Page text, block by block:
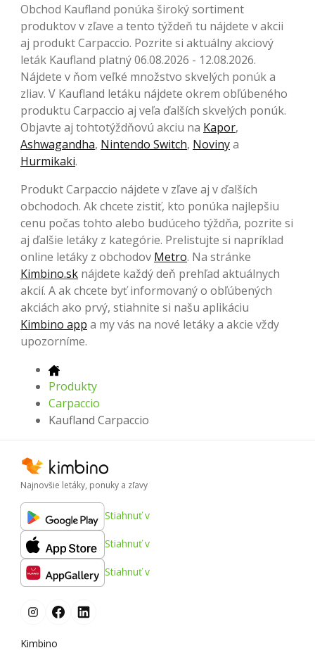
Obchod Kaufland ponúka široký sortiment
produktov v zľave a tento týždeň tu nájdete v akcii
aj produkt Carpaccio. Pozrite si aktuálny akciový
leták Kaufland platný 06.08.2026 - 12.08.2026.
Nájdete v ňom veľké množstvo skvelých ponúk a
zliav. V Kaufland letáku nájdete okrem obľúbeného
produktu Carpaccio aj veľa ďalších skvelých ponúk.
Objavte aj tohtotýždňovú akciu na Kapor,
Ashwagandha, Nintendo Switch, Novinya
Hurmikaki.
Produkt Carpaccio nájdete v zľave aj v ďalších
obchodoch. Ak chcete zistiť, kto ponúka najlepšiu
cenu počas tohto alebo budúceho týždňa, pozrite si
aj ďalšie letáky z kategórie. Prelistujte si napríklad
online letáky z obchodov Metro. Na stránke
Kimbino.sk nájdete každý deň prehľad aktuálnych
akcií. A ak chcete byť informovaný o obľúbených
akciách ako prvý, stiahnite si našu aplikáciu
Kimbino app a my vás na nové letáky a akcie vždy
upozorníme.
Produkty
Carpaccio
Kaufland Carpaccio
Najnovšie letáky, ponuky a zľavy
Stiahnuť v
Stiahnuť v
Stiahnuť v
Kimbino